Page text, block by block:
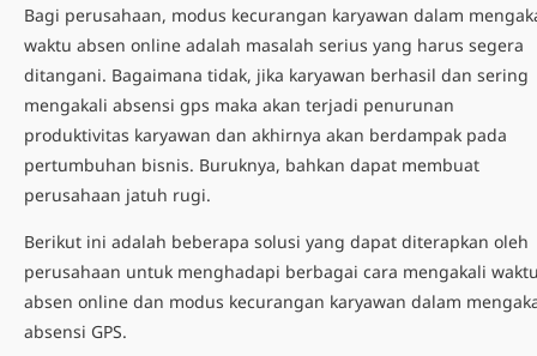
Bagi perusahaan, modus kecurangan karyawan dalam
waktu absen online adalah masalah serius yang harus segera
ditangani. Bagaimana tidak, jika karyawan berhasil dan sering
mengakali absensi gps maka akan terjadi penurunan
produktivitas karyawan dan akhirnya akan berdampak pada
pertumbuhan bisnis. Buruknya, bahkan dapat membuat
perusahaan jatuh rugi.
Berikut ini adalah beberapa solusi yang dapat diterapkan oleh
perusahaan untuk menghadapi berbagai cara mengakali
absen online dan modus kecurangan karyawan dalam
absensi GPS.